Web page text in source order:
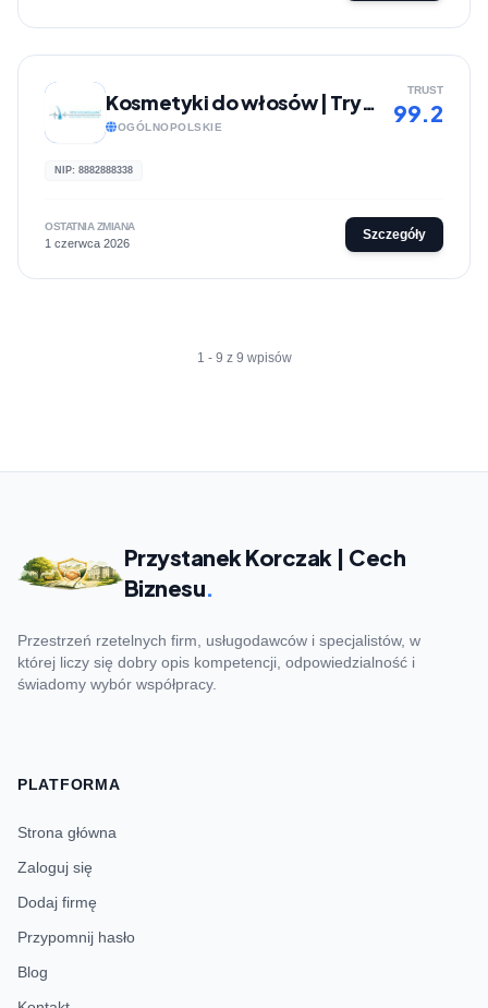
Kosmetyki do włosów | Trychodrogeria
OGÓLNOPOLSKIE
TRUST
99.2
NIP: 8882888338
OSTATNIA ZMIANA
1 czerwca 2026
Szczegóły
1 - 9 z 9 wpisów
Przystanek Korczak | Cech
Biznesu.
Przestrzeń rzetelnych firm, usługodawców i specjalistów, w
której liczy się dobry opis kompetencji, odpowiedzialność i
świadomy wybór współpracy.
PLATFORMA
Strona główna
Zaloguj się
Dodaj firmę
Przypomnij hasło
Blog